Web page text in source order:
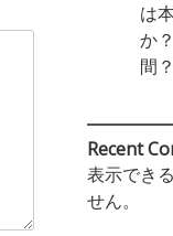
は
か
間？
Recent
表示でき
せん。